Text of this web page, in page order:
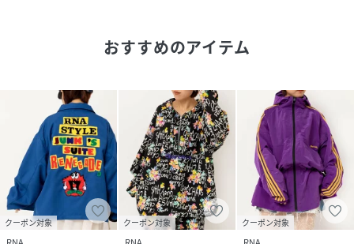
R4440 ウェービーテープクロップドパンツ
性別タイプ レディース
素材 024：ポリエステル100%512,546：綿 100%
サイズ
QZ8518_J2187
おすすめのアイテム
クーポン対象 クーポン対象 クーポン対象